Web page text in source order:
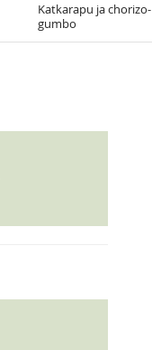
Katkarapu ja chorizo-
gumbo